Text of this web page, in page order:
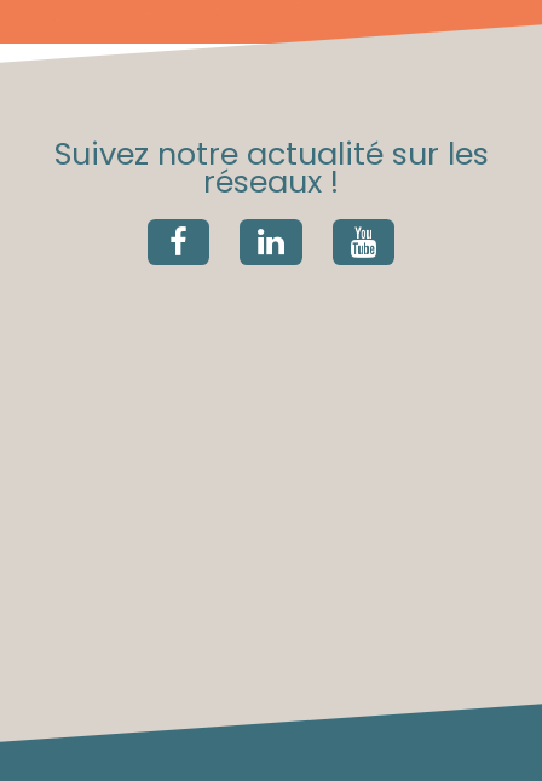
Suivez notre actualité sur les
réseaux !